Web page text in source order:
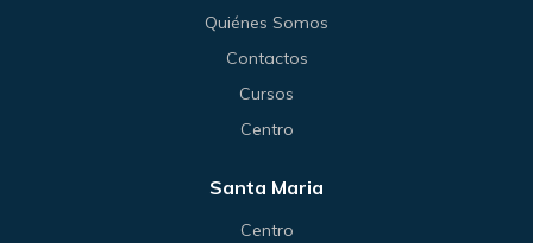
Quiénes Somos
Contactos
Cursos
Centro
Santa Maria
Centro